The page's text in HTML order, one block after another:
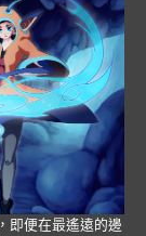
即便在最遙遠的邊